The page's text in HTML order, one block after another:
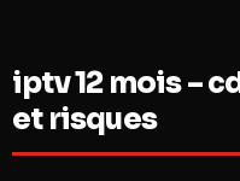
iptv 12 mois –
et risques